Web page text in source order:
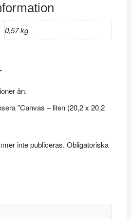
0,57 kg
än.
”Canvas – liten (20,2 x 20,2
inte publiceras. Obligatoriska